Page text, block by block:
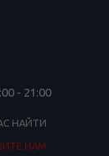
- 21:00
НАЙТИ
НАМ